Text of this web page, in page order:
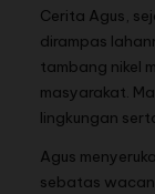
Cerita Agus,
dirampas
tambang nikel
masyarakat.
lingkungan
Agus
sebatas